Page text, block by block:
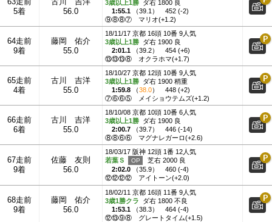
5着
56.0
3歳以上1勝 ダ右 1800 良
1:55.1 （39.1 ）
452 (-2)
⑨⑧⑧⑦
マリオ(+1.2)
64走前
9着
藤岡 佑介
55.0
18/11/17 京都 16頭 10番 9人気
3歳以上1勝 ダ右 1900 良
2:01.1 （39.2）
454 (+6)
⑬⑬⑬⑧
オクラホマ(+1.7)
65走前
4着
古川 吉洋
55.0
18/10/27 京都 12頭 10番 9人気
3歳以上1勝 ダ右 1900 稍重
1:59.8 （38.0）
448 (+2)
⑦⑥⑥⑤
メイショウテムズ(+1.2)
66走前
6着
古川 吉洋
55.0
18/10/08 京都 10頭 10番 6人気
3歳以上1勝 ダ右 1900 良
2:00.7 （39.7）
446 (-14)
⑧⑧⑥⑥
マグナレガーロ(+2.6)
67走前
9着
佐藤 友則
56.0
18/03/17 阪神 12頭 1番 12人気
若葉Ｓ
芝右 2000 良
2:02.0 （35.9）
460 (-4)
⑫⑫⑫⑫
アイトーン(+2.0)
68走前
9着
藤岡 佑介
56.0
18/02/11 京都 16頭 11番 9人気
3歳1勝クラ
ダ右 1800 不良
1:53.1 （38.3）
464 (-4)
⑫⑬⑨⑧
グレートタイム(+1.5)